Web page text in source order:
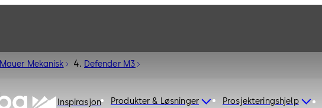
Inspirasjon Produkter & Løsninger Prosjekteringshjelp
Mauer Mekanisk Defender M3